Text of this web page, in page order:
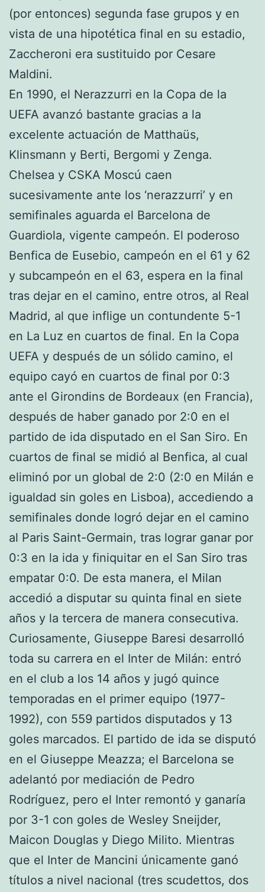
(por entonces) segunda fase grupos y en
vista de una hipotética final en su estadio,
Zaccheroni era sustituido por Cesare
Maldini.
En 1990, el Nerazzurri en la Copa de la
UEFA avanzó bastante gracias a la
excelente actuación de Matthaüs,
Klinsmann y Berti, Bergomi y Zenga.
Chelsea y CSKA Moscú caen
sucesivamente ante los ‘nerazzurri’ y en
semifinales aguarda el Barcelona de
Guardiola, vigente campeón. El poderoso
Benfica de Eusebio, campeón en el 61 y 62
y subcampeón en el 63, espera en la final
tras dejar en el camino, entre otros, al Real
Madrid, al que inflige un contundente 5-1
en La Luz en cuartos de final. En la Copa
UEFA y después de un sólido camino, el
equipo cayó en cuartos de final por 0:3
ante el Girondins de Bordeaux (en Francia),
después de haber ganado por 2:0 en el
partido de ida disputado en el San Siro. En
cuartos de final se midió al Benfica, al cual
eliminó por un global de 2:0 (2:0 en Milán e
igualdad sin goles en Lisboa), accediendo a
semifinales donde logró dejar en el camino
al Paris Saint-Germain, tras lograr ganar por
0:3 en la ida y finiquitar en el San Siro tras
empatar 0:0. De esta manera, el Milan
accedió a disputar su quinta final en siete
años y la tercera de manera consecutiva.
Curiosamente, Giuseppe Baresi desarrolló
toda su carrera en el Inter de Milán: entró
en el club a los 14 años y jugó quince
temporadas en el primer equipo (1977-
1992), con 559 partidos disputados y 13
goles marcados. El partido de ida se disputó
en el Giuseppe Meazza; el Barcelona se
adelantó por mediación de Pedro
Rodríguez, pero el Inter remontó y ganaría
por 3-1 con goles de Wesley Sneijder,
Maicon Douglas y Diego Milito. Mientras
que el Inter de Mancini únicamente ganó
títulos a nivel nacional (tres scudettos, dos